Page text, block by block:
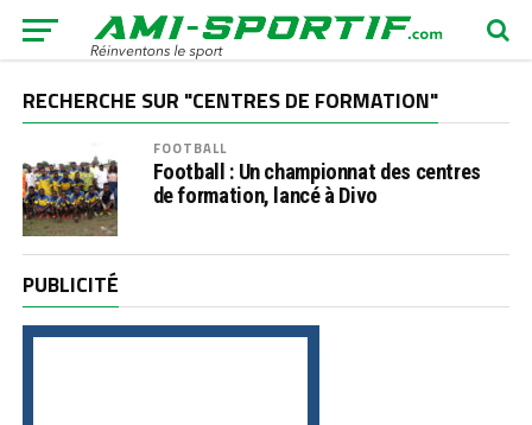
RECHERCHE SUR "CENTRES DE FORMATION"
FOOTBALL
Football : Un championnat des centres
de formation, lancé à Divo
PUBLICITÉ